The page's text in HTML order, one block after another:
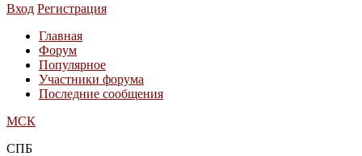
Вход Регистрация
Главная
Форум
Популярное
Участники форума
Последние сообщения
МСК
СПБ